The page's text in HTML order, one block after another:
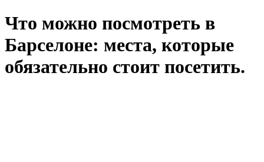
Что можно посмотреть в
Барселоне: места, которые
обязательно стоит посетить.